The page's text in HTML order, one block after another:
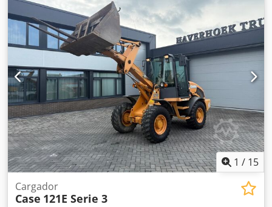
1 / 15
Cargador
Case 121E Serie 3